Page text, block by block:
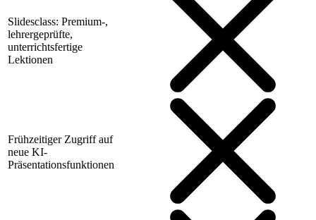
Slidesclass: Premium-,
lehrergeprüfte,
unterrichtsfertige
Lektionen
Frühzeitiger Zugriff auf
neue KI-
Präsentationsfunktionen